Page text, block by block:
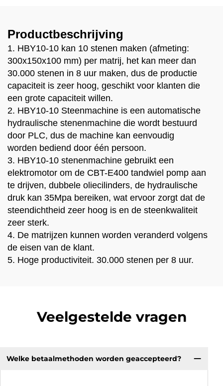
Productbeschrijving
1. HBY10-10 kan 10 stenen maken (afmeting:
300x150x100 mm) per matrij, het kan meer dan
30.000 stenen in 8 uur maken, dus de productie
capaciteit is zeer hoog, geschikt voor klanten die
een grote capaciteit willen.
2. HBY10-10 Steenmachine is een automatische
hydraulische stenenmachine die wordt bestuurd
door PLC, dus de machine kan eenvoudig
worden bediend door één persoon.
3. HBY10-10 stenenmachine gebruikt een
elektromotor om de CBT-E400 tandwiel pomp aan
te drijven, dubbele oliecilinders, de hydraulische
druk kan 35Mpa bereiken, wat ervoor zorgt dat de
steendichtheid zeer hoog is en de steenkwaliteit
zeer sterk.
4. De matrijzen kunnen worden veranderd volgens
de eisen van de klant.
5. Hoge productiviteit. 30.000 stenen per 8 uur.
Veelgestelde vragen
Welke betaalmethoden worden geaccepteerd?